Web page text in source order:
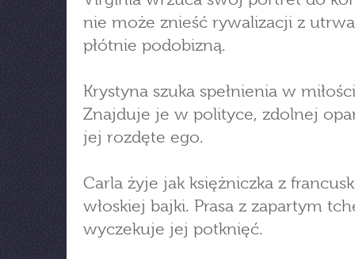
nie może znieść rywalizacji z
płótnie podobizną.
Krystyna szuka spełnienia w
Znajduje je w polityce, zdolnej
jej rozdęte ego.
Carla żyje jak księżniczka z
włoskiej bajki. Prasa z zapartym
wyczekuje jej potknięć.